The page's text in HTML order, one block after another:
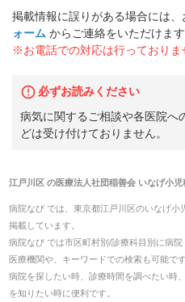
掲載情報に誤りがある場合には、
ォーム からご連絡をいただけま
※お電話での対応は行っておりま
必ずお読みください
病気に関するご相談や各医院へ
どは受け付けておりません。
江戸川区 の医療法人社団稲善会 いなげ小児
病院なび では、 東京都江戸川区のいなげ小
掲載しています。
病院なび では市区町村別/診療科目別に病
医療機関や、キーワードでの検索も可能です
病院を探したい時、診療時間を調べたい時
を知りたい時に便利です。